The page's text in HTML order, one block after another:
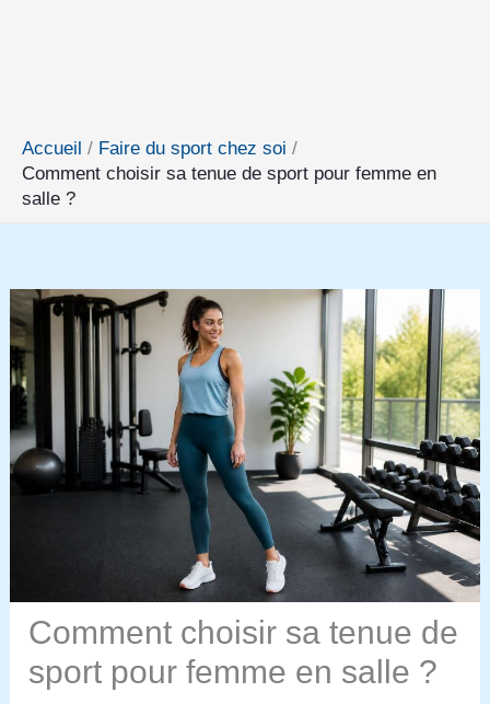
Accueil
Faire du sport chez soi
Comment choisir sa tenue de sport pour femme en
salle ?
Comment choisir sa tenue de
sport pour femme en salle ?